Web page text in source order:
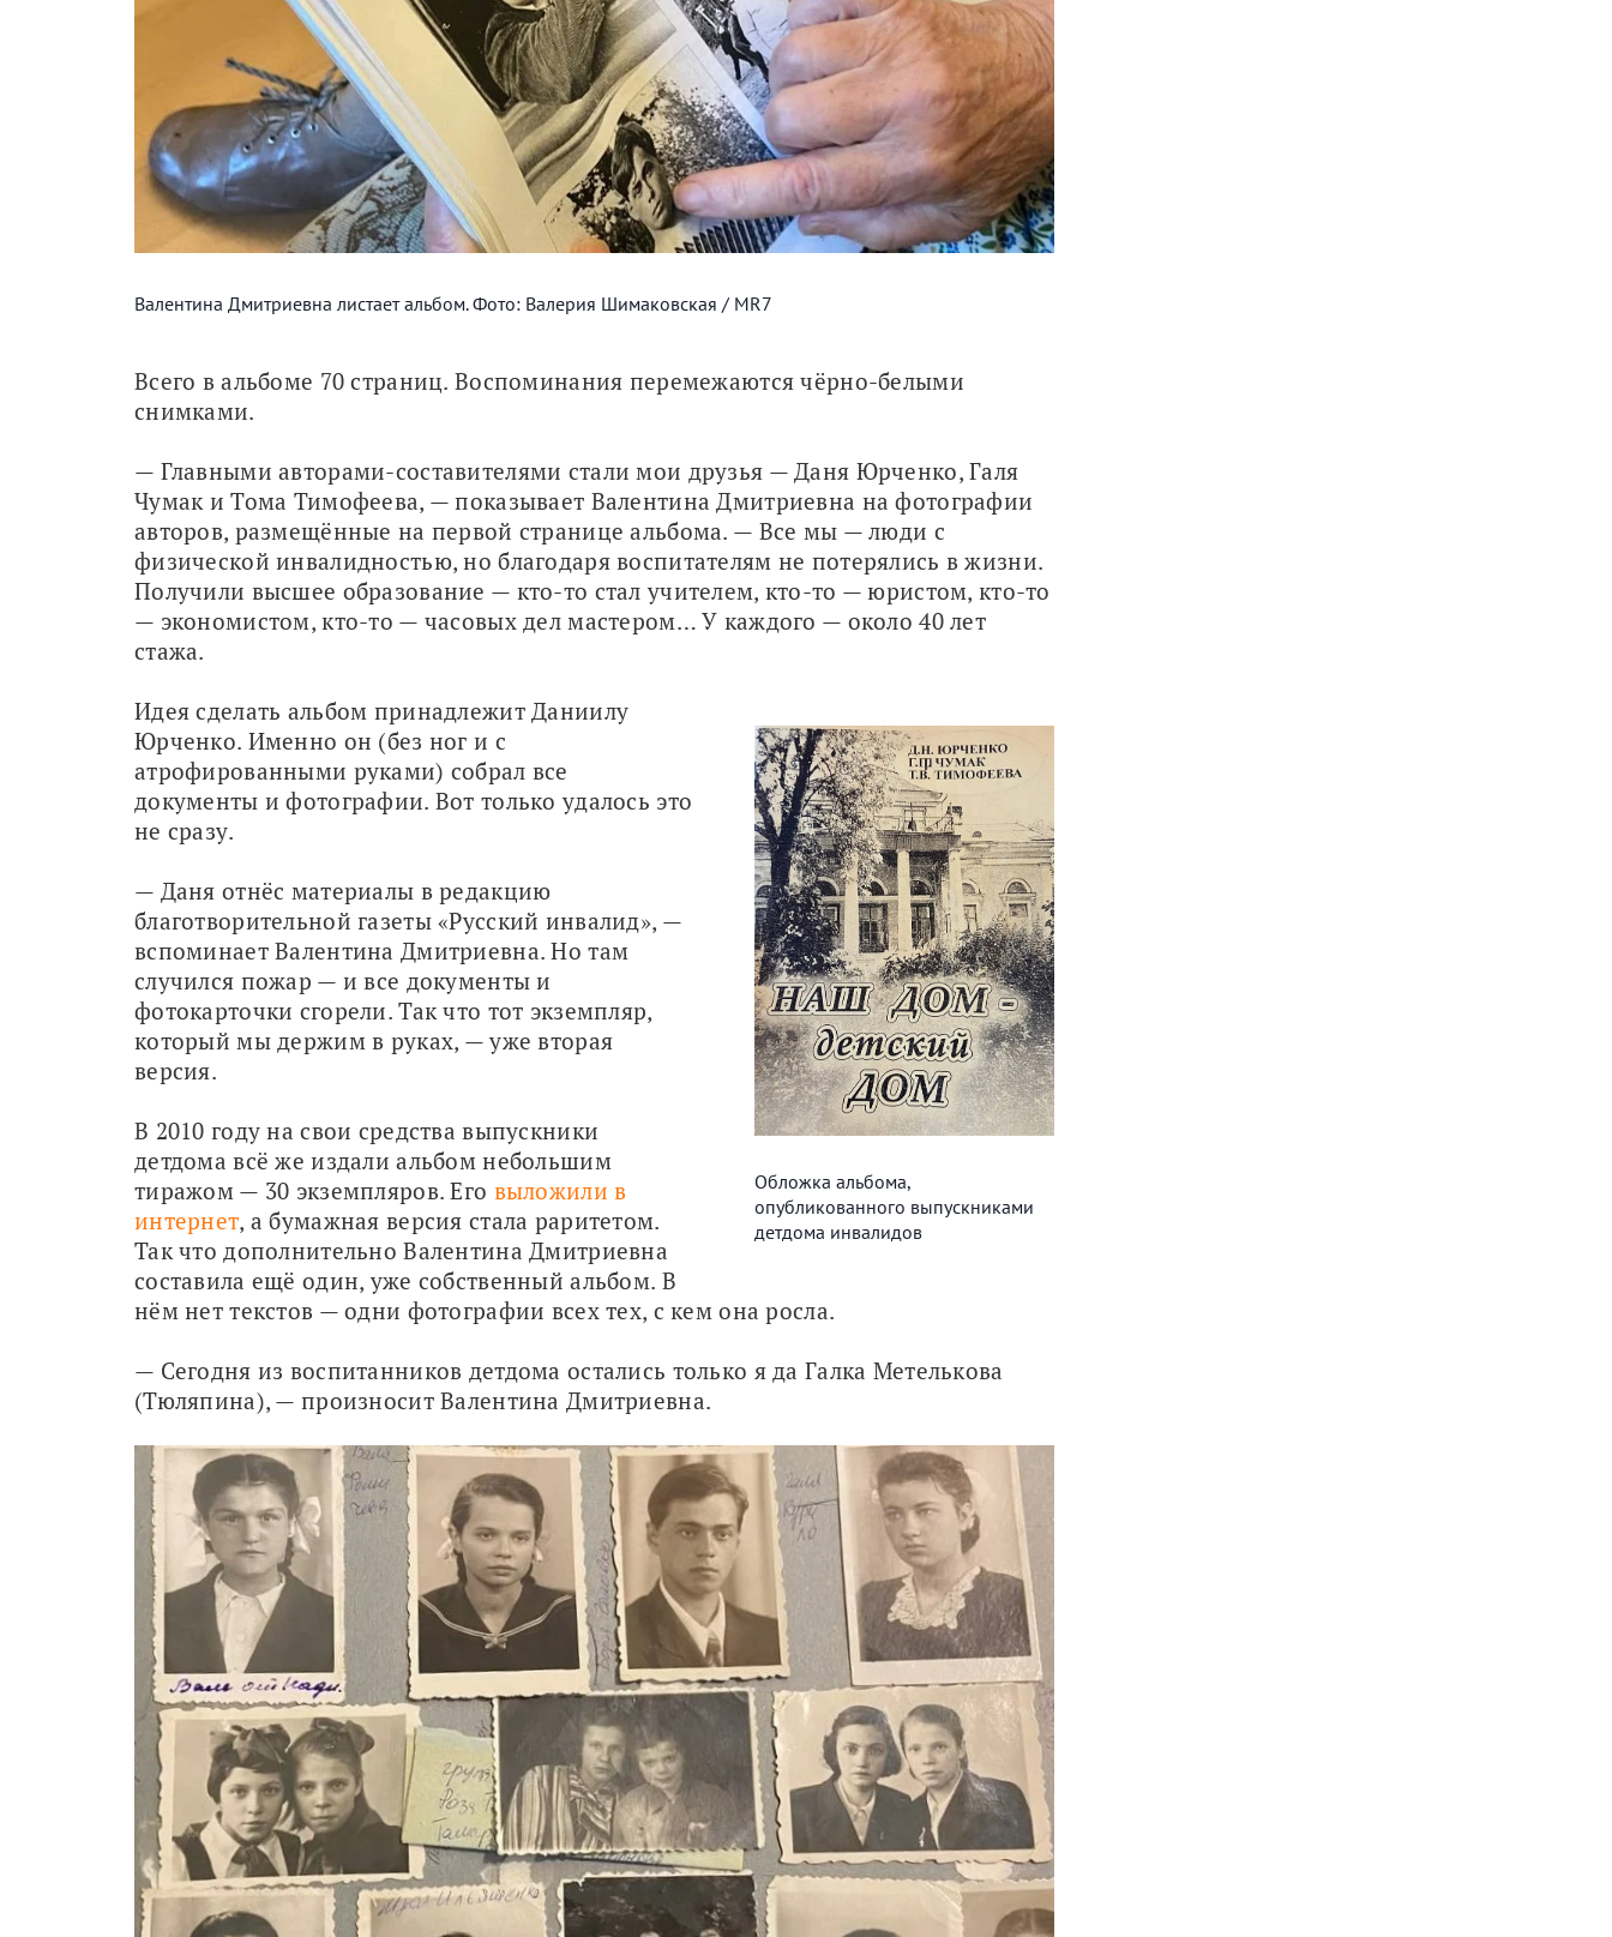
Валентина Дмитриевна листает альбом. Фото: Валерия Шимаковская / MR7
Всего в альбоме 70 страниц. Воспоминания перемежаются чёрно-белыми
снимками.
— Главными авторами-составителями стали мои друзья — Даня Юрченко, Галя
Чумак и Тома Тимофеева, — показывает Валентина Дмитриевна на фотографии
авторов, размещённые на первой странице альбома. — Все мы — люди с
физической инвалидностью, но благодаря воспитателям не потерялись в жизни.
Получили высшее образование — кто-то стал учителем, кто-то — юристом, кто-то
— экономистом, кто-то — часовых дел мастером… У каждого — около 40 лет
стажа.
Обложка альбома,
опубликованного выпускниками
детдома инвалидов
Идея сделать альбом принадлежит Даниилу
Юрченко. Именно он (без ног и с
атрофированными руками) собрал все
документы и фотографии. Вот только удалось это
не сразу.
— Даня отнёс материалы в редакцию
благотворительной газеты «Русский инвалид», —
вспоминает Валентина Дмитриевна. Но там
случился пожар — и все документы и
фотокарточки сгорели. Так что тот экземпляр,
который мы держим в руках, — уже вторая
версия.
В 2010 году на свои средства выпускники
детдома всё же издали альбом небольшим
тиражом — 30 экземпляров. Его выложили в
интернет, а бумажная версия стала раритетом.
Так что дополнительно Валентина Дмитриевна
составила ещё один, уже собственный альбом. В
нём нет текстов — одни фотографии всех тех, с кем она росла.
— Сегодня из воспитанников детдома остались только я да Галка Метелькова
(Тюляпина), — произносит Валентина Дмитриевна.